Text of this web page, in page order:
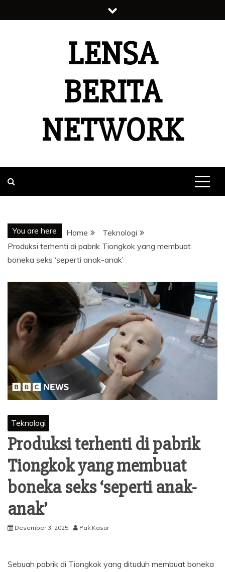
to
LENSA
BERITA
NETWORK
You are here Home
Teknologi
Produksi terhenti di pabrik Tiongkok yang membuat
boneka seks ‘seperti anak-anak’
Teknologi
Produksi terhenti di pabrik
Tiongkok yang membuat
boneka seks ‘seperti anak-
anak’
Desember 3, 2025 Pak Kasur
Sebuah pabrik di Tiongkok yang dituduh membuat boneka